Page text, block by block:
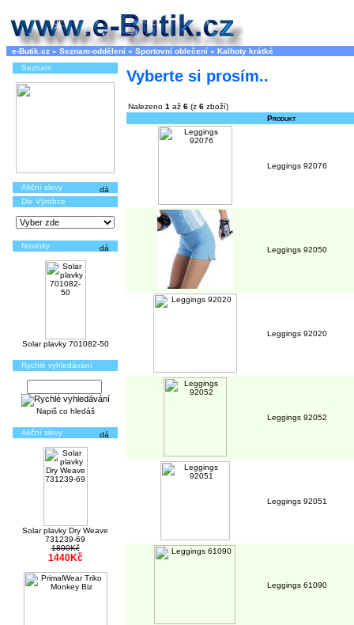
e-Butik.cz » Seznam-oddělení » Sportovní oblečení » Kalhoty krátké
Seznam
Akční slevy
Dle Výrobce
Novinky
Solar plavky 701082-50
Rychlé vyhledávání
Napiš co hledáš
Akční slevy
Solar plavky Dry Weave
731239-69
1800Kč
1440Kč
Vyberte si prosím..
Nalezeno 1 až 6 (z 6 zboží)
Produkt
Leggings 92076
Leggings 92050
Leggings 92020
Leggings 92052
Leggings 92051
Leggings 61090